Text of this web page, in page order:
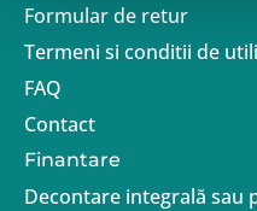
Formular de retur
Termeni si conditii de
FAQ
Contact
Finantare
Decontare integrală sau